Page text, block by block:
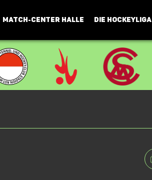
MATCH-CENTER HALLE DIE HOCKEYLIGA